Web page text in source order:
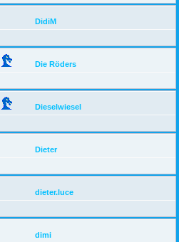
DidiM
Die Röders
Dieselwiesel
Dieter
dieter.luce
dimi